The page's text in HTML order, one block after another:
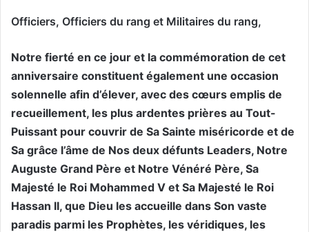
Officiers, Officiers du rang et Militaires du rang,
Notre fierté en ce jour et la commémoration de cet
anniversaire constituent également une occasion
solennelle afin d’élever, avec des cœurs emplis de
recueillement, les plus ardentes prières au Tout-
Puissant pour couvrir de Sa Sainte miséricorde et de
Sa grâce l’âme de Nos deux défunts Leaders, Notre
Auguste Grand Père et Notre Vénéré Père, Sa
Majesté le Roi Mohammed V et Sa Majesté le Roi
Hassan II, que Dieu les accueille dans Son vaste
paradis parmi les Prophètes, les véridiques, les